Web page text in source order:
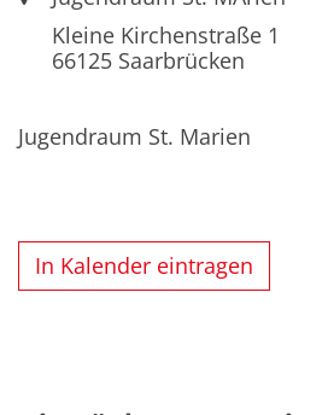
Kleine Kirchenstraße 1
66125Saarbrücken
Jugendraum St. Marien
In Kalender eintragen